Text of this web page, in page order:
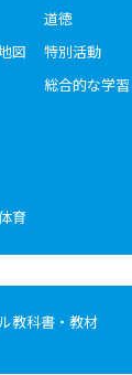
図
育
道徳
特別活動
総合的な学習
教科書・教材